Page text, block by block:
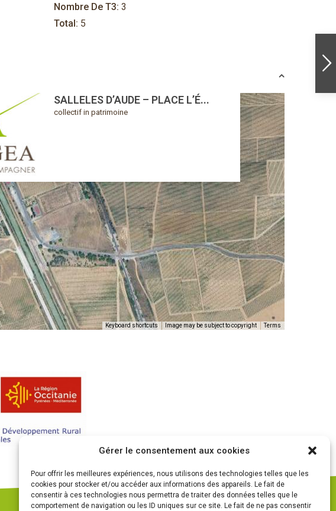
Gérer le consentement aux cookies
Pour offrir les meilleures expériences, nous utilisons des technologies telles que les
cookies pour stocker et/ou accéder aux informations des appareils. Le fait de
consentir à ces technologies nous permettra de traiter des données telles que le
comportement de navigation ou les ID uniques sur ce site. Le fait de ne pas consentir
Nombre De T3: 3
Total: 5
SALLELES D’AUDE – PLACE L’É...
collectif in patrimoine
Keyboard shortcuts Image may be subject to copyright Terms